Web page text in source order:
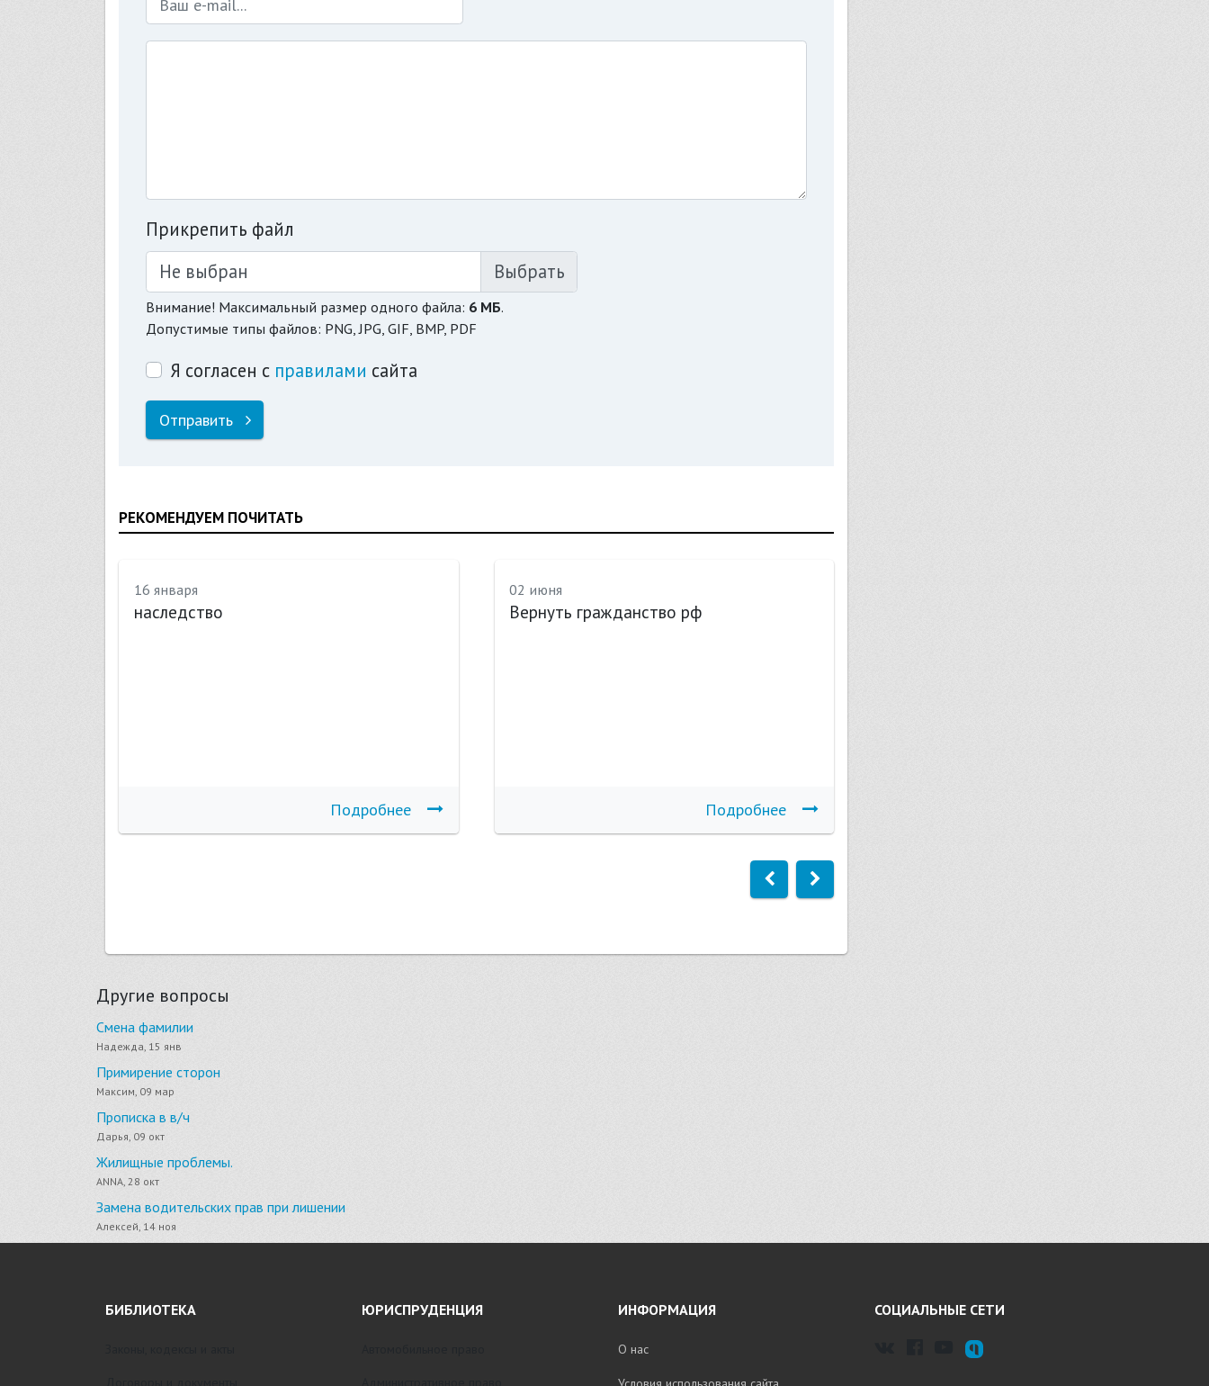
Прикрепить файл
Не выбран
Внимание! Максимальный размер одного файла: 6 МБ.
Допустимые типы файлов: PNG, JPG, GIF, BMP, PDF
Я согласен с правилами сайта
Отправить
РЕКОМЕНДУЕМ ПОЧИТАТЬ
16 января
наследство
Подробнее
02 июня
Вернуть гражданство рф
Подробнее
Другие вопросы
Смена фамилии
Надежда, 15 янв
Примирение сторон
Максим, 09 мар
Прописка в в/ч
Дарья, 09 окт
Жилищные проблемы.
ANNA, 28 окт
Замена водительских прав при лишении
Алексей, 14 ноя
БИБЛИОТЕКА ЮРИСПРУДЕНЦИЯ ИНФОРМАЦИЯ
О нас
СОЦИАЛЬНЫЕ СЕТИ